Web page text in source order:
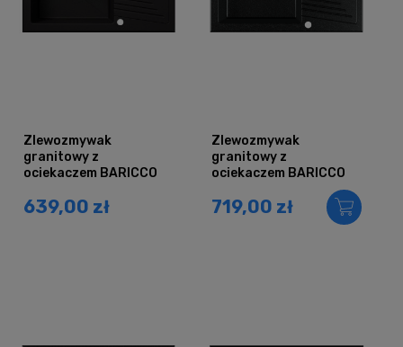
Zlewozmywak
granitowy z
ociekaczem BARICCO
639,00 zł
Zlewozmywak
granitowy z
ociekaczem BARICCO
719,00 zł